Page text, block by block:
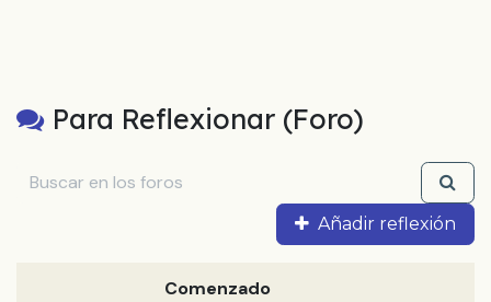
Para Reflexionar (Foro)
Añadir reflexión
Comenzado